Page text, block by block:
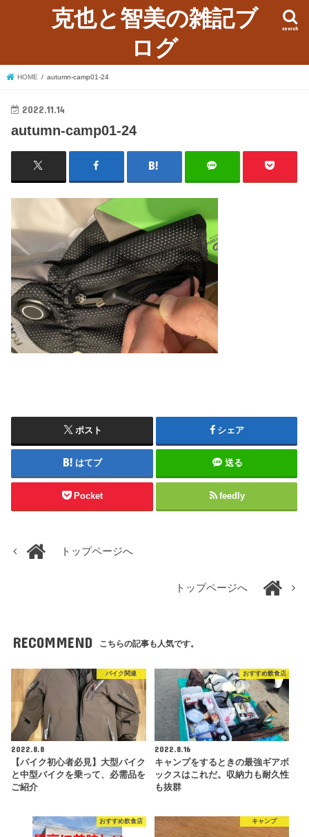
克也と智美の雑記ブ
ログ
search
HOME autumn-camp01-24
2022.11.14
autumn-camp01-24
ポスト シェア
はてブ 送る
Pocket feedly
トップページへ
トップページへ
RECOMMEND こちらの記事も人気です。
バイク関連
2022.8.8
【バイク初心者必見】大型バイク
と中型バイクを乗って、必需品を
ご紹介
おすすめ飲食店
2022.8.16
キャンプをするときの最強ギアボ
ックスはこれだ。収納力も耐久性
も抜群
おすすめ飲食店 キャンプ